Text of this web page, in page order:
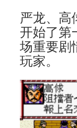
严龙、高
开始了第
场重要剧
玩家。